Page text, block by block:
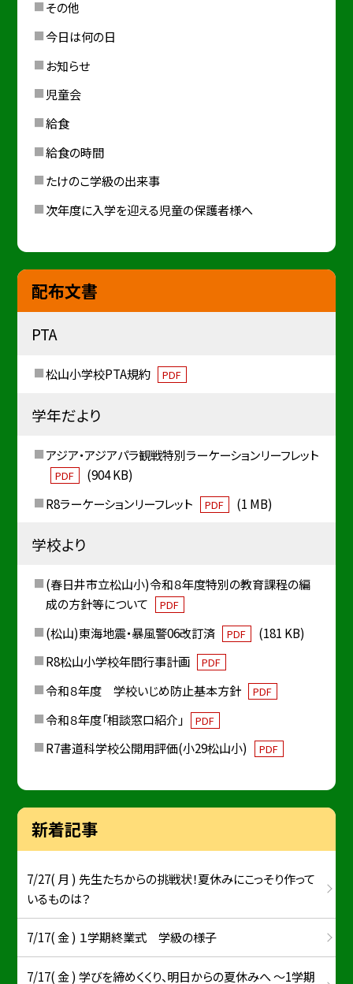
その他
今日は何の日
お知らせ
児童会
給食
給食の時間
たけのこ学級の出来事
次年度に入学を迎える児童の保護者様へ
配布文書
PTA
松山小学校PTA規約 PDF
学年だより
アジア・アジアパラ観戦特別ラーケーションリーフレット
PDF
(904 KB)
R8ラーケーションリーフレット
PDF (1 MB)
学校より
(春日井市立松山小)令和８年度特別の教育課程の編
成の方針等について
PDF
(松山)東海地震・暴風警06改訂済 PDF
(181 KB)
R8松山小学校年間行事計画
PDF
令和８年度 学校いじめ防止基本方針 PDF
令和８年度「相談窓口紹介」 PDF
R7書道科学校公開用評価(小29松山小) PDF
新着記事
7/27( 月 ) 先生たちからの挑戦状！夏休みにこっそり作って
いるものは？
7/17( 金 ) １学期終業式 学級の様子
7/17( 金 ) 学びを締めくくり、明日からの夏休みへ ～1学期